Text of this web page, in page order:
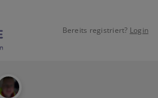
Bereits registriert? Login